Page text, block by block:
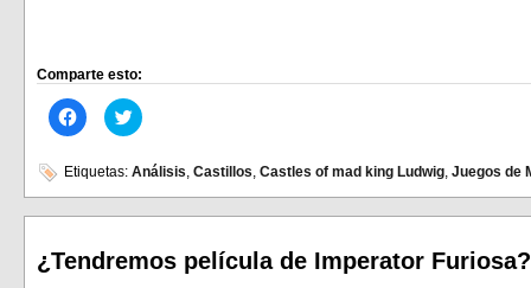
Comparte esto:
Haz
clic
en
Facebook
(Se
abre
ventana
nueva)
Haz
clic
en
(Se
abre
ventana
nueva)
Etiquetas: Análisis, Castillos, Castles of mad king Ludwig, Juegos de
¿Tendremos película de Imperator Furiosa?